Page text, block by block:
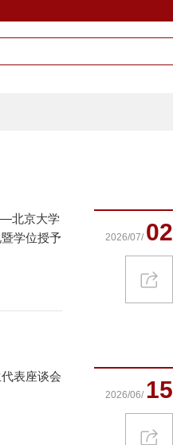
北京大学
学位授予
2026/07/ 02
表座谈会
2026/06/ 15